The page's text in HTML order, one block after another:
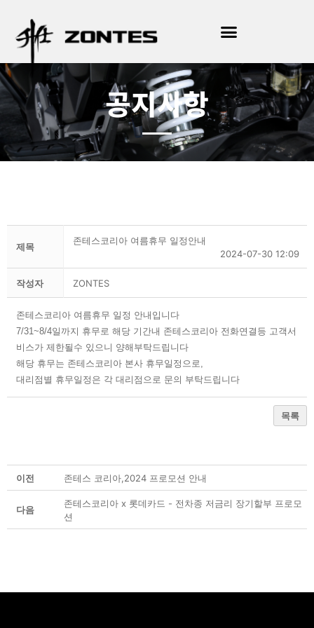
공지사항
제목
존테스코리아 여름휴무 일정안내
2024-07-30 12:09
작성자 ZONTES
존테스코리아 여름휴무 일정 안내입니다
7/31~8/4일까지 휴무로 해당 기간내 존테스코리아 전화연결등 고객서
비스가 제한될수 있으니 양해부탁드립니다
해당 휴무는 존테스코리아 본사 휴무일정으로,
대리점별 휴무일정은 각 대리점으로 문의 부탁드립니다
목록
이전 존테스 코리아,2024 프로모션 안내
다음
존테스코리아 x 롯데카드 - 전차종 저금리 장기할부 프로모
션